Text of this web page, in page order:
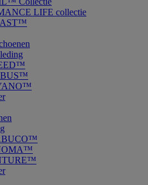
LIFE collectie